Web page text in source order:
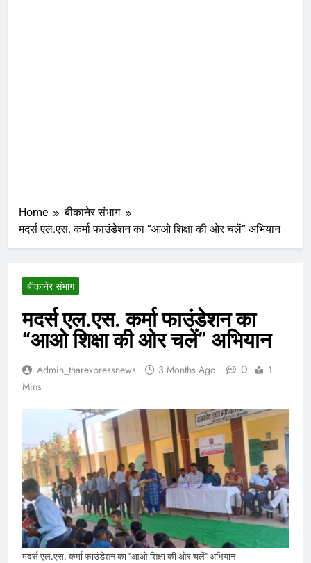
Home
बीकानेर संभाग
मदर्स एल.एस. कर्मा फाउंडेशन का “आओ शिक्षा की ओर चलें” अभियान
बीकानेर संभाग
मदर्स एल.एस. कर्मा फाउंडेशन का
“आओ शिक्षा की ओर चलें” अभियान
Admin_tharexpressnews 3 Months Ago 0
1
Mins
मदर्स एल.एस. कर्मा फाउंडेशन का "आओ शिक्षा की ओर चलें" अभियान